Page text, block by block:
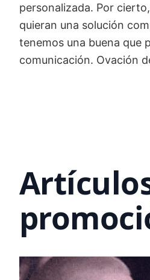
personalizada. Por
quieran una solución
tenemos una buena que
comunicación. Ovación